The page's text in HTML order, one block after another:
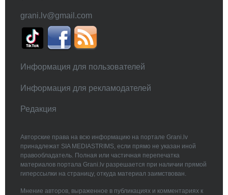
grani.lv@gmail.com
Информация для пользователей
Информация для рекламодателей
Редакция
Авторские права на всю информацию на портале Grani.lv
принадлежат SIA MEDIASTRIMS, если прямо не указан иной
правообладатель. Полная или частичная перепечатка
материалов портала Grani.lv разрешается при наличии прямой
гиперссылки на страницу, откуда материал заимствован.
Мнение авторов, выраженное в публикациях и комментариях к